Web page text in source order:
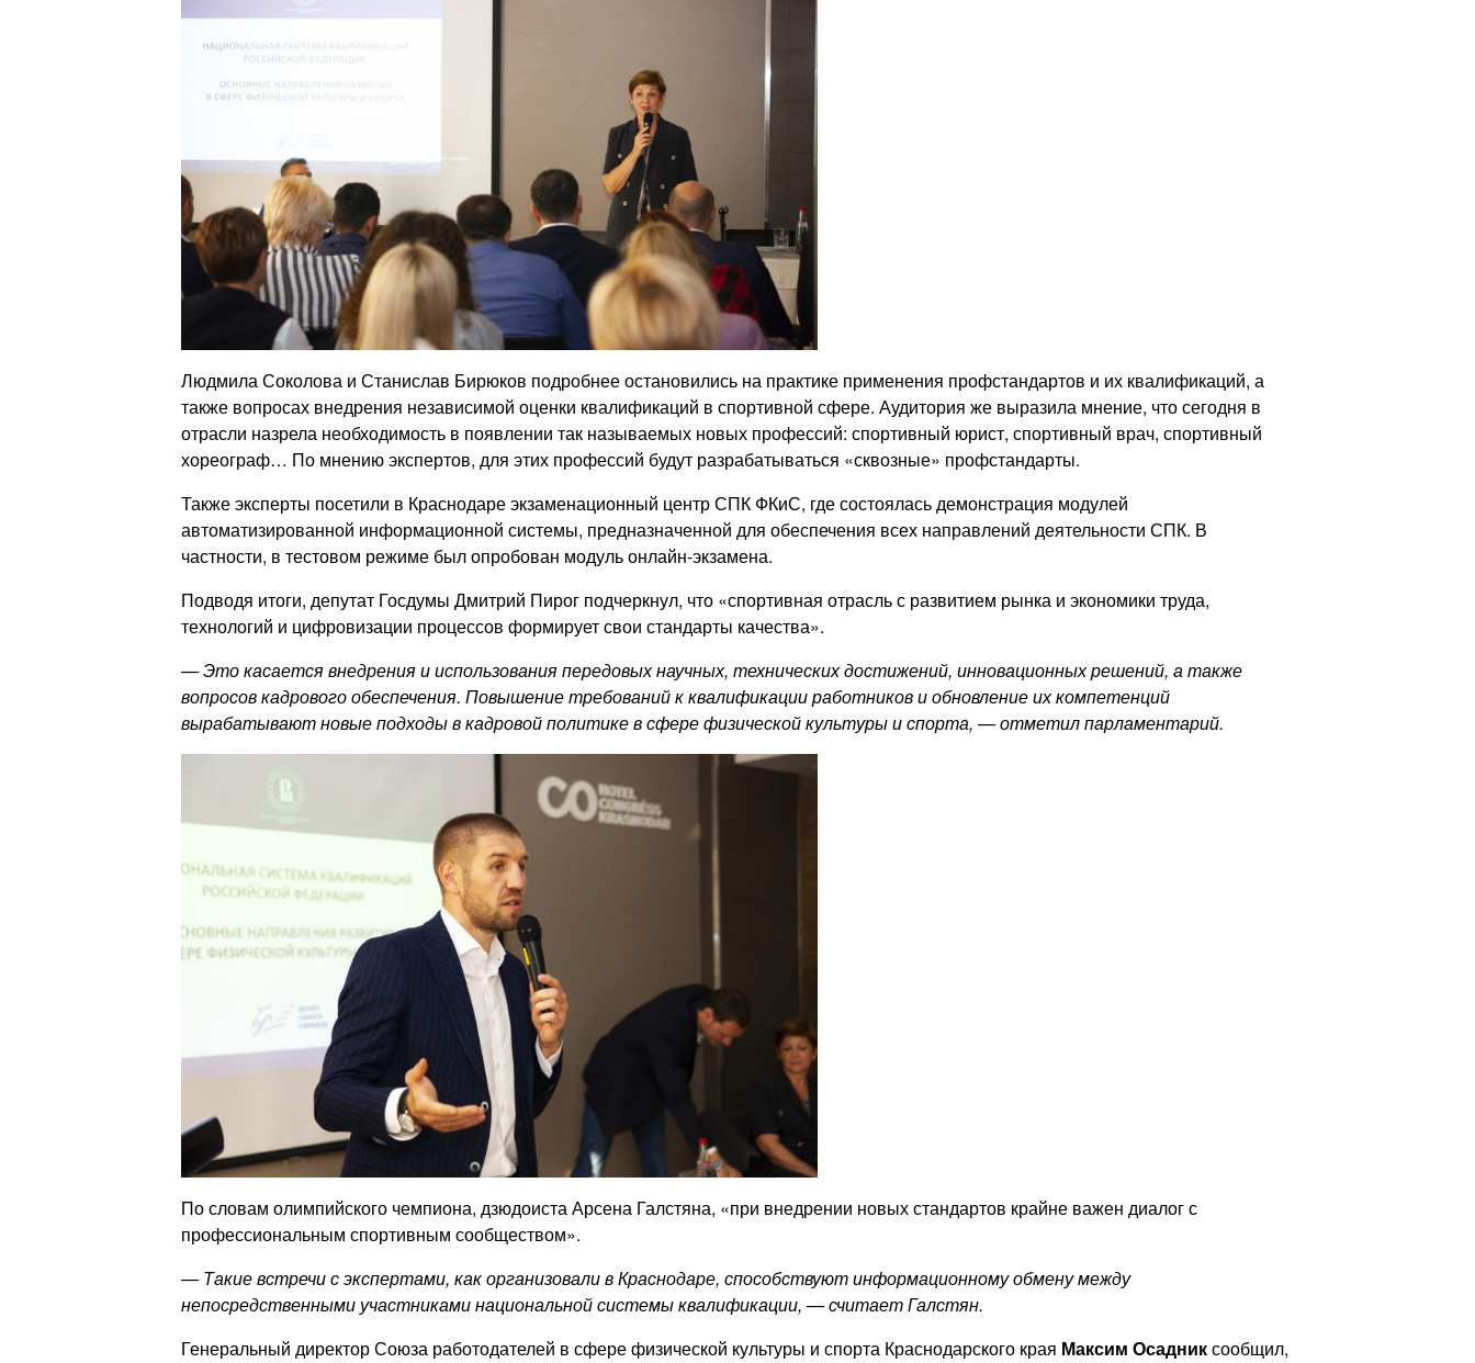
Людмила Соколова и Станислав Бирюков подробнее остановились на практике применения профстандартов и их квалификаций, а
также вопросах внедрения независимой оценки квалификаций в спортивной сфере. Аудитория же выразила мнение, что сегодня в
отрасли назрела необходимость в появлении так называемых новых профессий: спортивный юрист, спортивный врач, спортивный
хореограф… По мнению экспертов, для этих профессий будут разрабатываться «сквозные» профстандарты.
Также эксперты посетили в Краснодаре экзаменационный центр СПК ФКиС, где состоялась демонстрация модулей
автоматизированной информационной системы, предназначенной для обеспечения всех направлений деятельности СПК. В
частности, в тестовом режиме был опробован модуль онлайн-экзамена.
Подводя итоги, депутат Госдумы Дмитрий Пирог подчеркнул, что «спортивная отрасль с развитием рынка и экономики труда,
технологий и цифровизации процессов формирует свои стандарты качества».
— Это касается внедрения и использования передовых научных, технических достижений, инновационных решений, а также
вопросов кадрового обеспечения. Повышение требований к квалификации работников и обновление их компетенций
вырабатывают новые подходы в кадровой политике в сфере физической культуры и спорта, — отметил парламентарий.
По словам олимпийского чемпиона, дзюдоиста Арсена Галстяна, «при внедрении новых стандартов крайне важен диалог с
профессиональным спортивным сообществом».
— Такие встречи с экспертами, как организовали в Краснодаре, способствуют информационному обмену между
непосредственными участниками национальной системы квалификации, — считает Галстян.
Генеральный директор Союза работодателей в сфере физической культуры и спорта Краснодарского края Максим Осадниксообщил,